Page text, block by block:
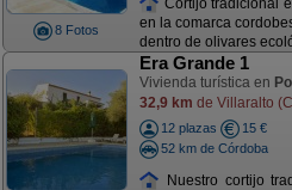
8 Fotos
en la comarca
dentro de olivares
Era Grande 1
Vivienda turística en
32,9 km de Villaralto
12 plazas
15 €
52 km de Córdoba
Nuestro cortijo